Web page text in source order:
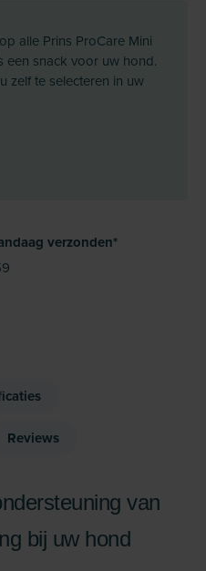
alle Prins ProCare Mini
snack voor uw hond.
zelf te selecteren in uw
verzonden*
Reviews
van
bij uw hond